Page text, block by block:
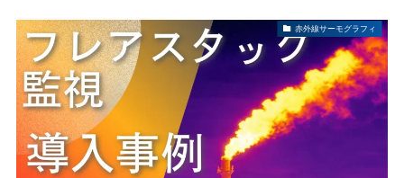
赤外線サーモグラフィ